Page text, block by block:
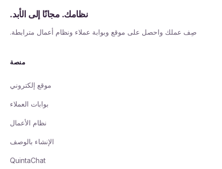
نظامك. مجانًا إلى الأبد.
صِف عملك واحصل على موقع وبوابة عملاء ونظام أعمال مترابطة.
منصة
موقع إلكتروني
بوابات العملاء
نظام الأعمال
الإنشاء بالوصف
QuintaChat